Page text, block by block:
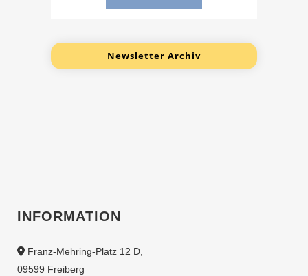
Newsletter Archiv
INFORMATION
Franz-Mehring-Platz 12 D,
09599 Freiberg